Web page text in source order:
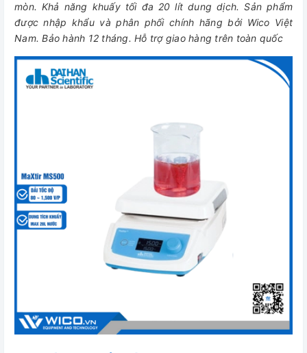
mòn. Khả năng khuấy tối đa 20 lít dung dịch. Sản phẩm
được nhập khẩu và phân phối chính hãng bởi Wico Việt
Nam. Bảo hành 12 tháng. Hỗ trợ giao hàng trên toàn quốc